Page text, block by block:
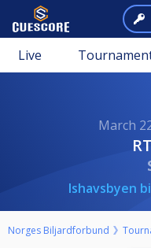
Live
March
Ishavsbyen
Norges Biljardforbund